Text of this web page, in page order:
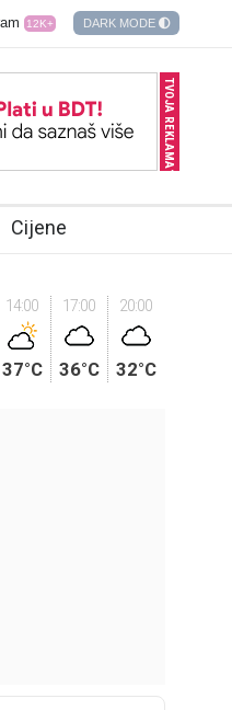
12K+ DARK MODE
TVOJA REKLAMA?
Cijene
14:00
37°C
17:00
36°C
20:00
32°C